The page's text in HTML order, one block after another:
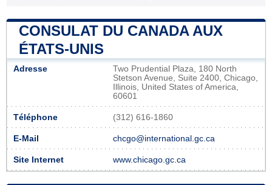
CONSULAT DU CANADA AUX
ÉTATS-UNIS
Adresse
Two Prudential Plaza, 180 North
Stetson Avenue, Suite 2400, Chicago,
Illinois, United States of America,
60601
Téléphone (312) 616-1860
E-Mail chcgo@international.gc.ca
Site Internet www.chicago.gc.ca